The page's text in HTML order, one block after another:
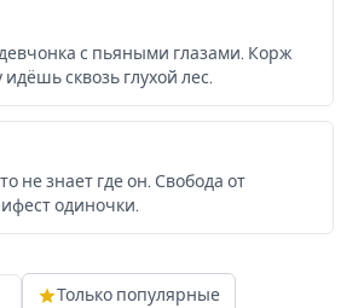
с пьяными глазами. Корж
сквозь глухой лес.
не знает где он. Свобода от
одиночки.
Только популярные